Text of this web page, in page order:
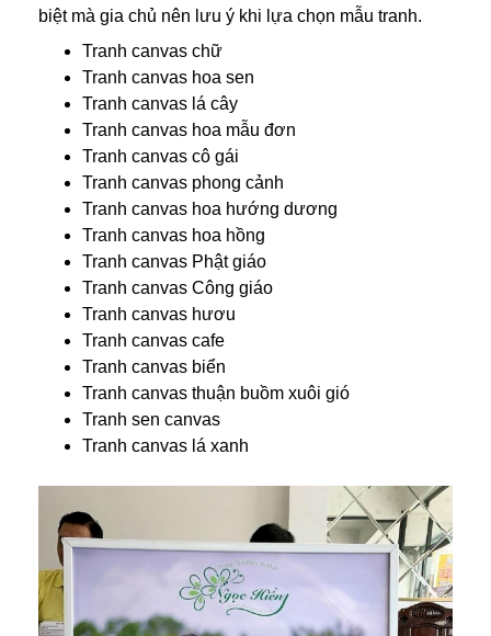
biệt mà gia chủ nên lưu ý khi lựa chọn mẫu tranh.
Tranh canvas chữ
Tranh canvas hoa sen
Tranh canvas lá cây
Tranh canvas hoa mẫu đơn
Tranh canvas cô gái
Tranh canvas phong cảnh
Tranh canvas hoa hướng dương
Tranh canvas hoa hồng
Tranh canvas Phật giáo
Tranh canvas Công giáo
Tranh canvas hươu
Tranh canvas cafe
Tranh canvas biển
Tranh canvas thuận buồm xuôi gió
Tranh sen canvas
Tranh canvas lá xanh